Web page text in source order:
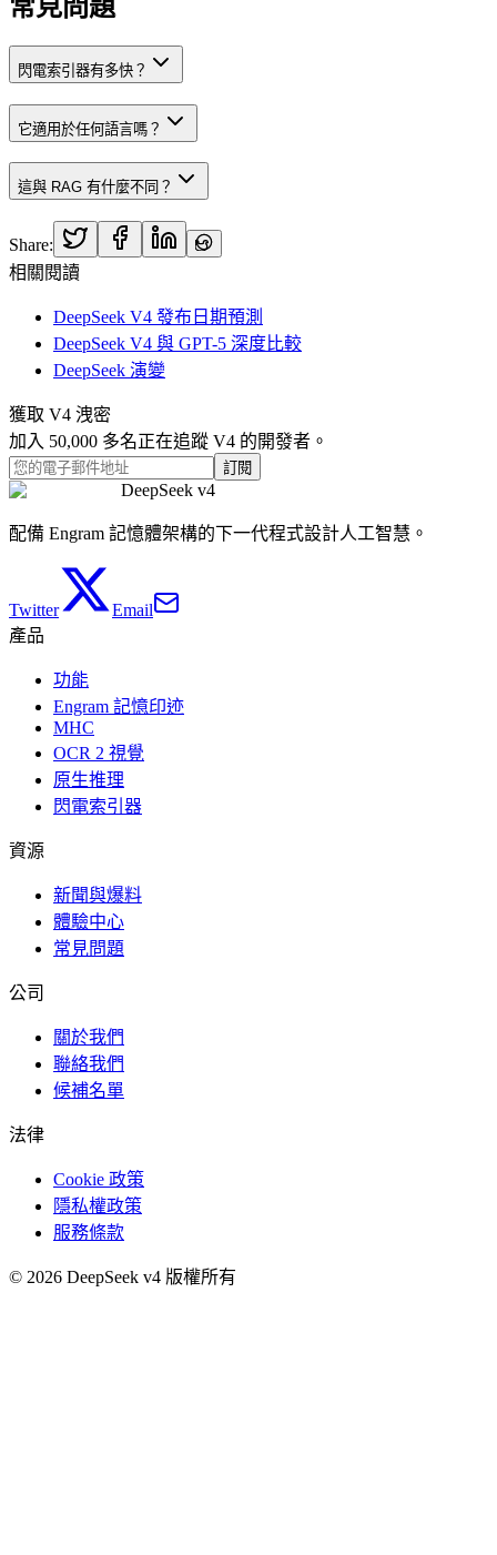
常見問題
閃電索引器有多快？
它適用於任何語言嗎？
這與 RAG 有什麼不同？
Share:
相關閱讀
DeepSeek V4 發布日期預測
DeepSeek V4 與 GPT-5 深度比較
DeepSeek 演變
獲取 V4 洩密
加入 50,000 多名正在追蹤 V4 的開發者。
訂閱
DeepSeek v4
配備 Engram 記憶體架構的下一代程式設計人工智慧。
Twitter
Email
產品
功能
Engram 記憶印迹
MHC
OCR 2 視覺
原生推理
閃電索引器
資源
新聞與爆料
體驗中心
常見問題
公司
關於我們
聯絡我們
候補名單
法律
Cookie 政策
隱私權政策
服務條款
© 2026 DeepSeek v4 版權所有